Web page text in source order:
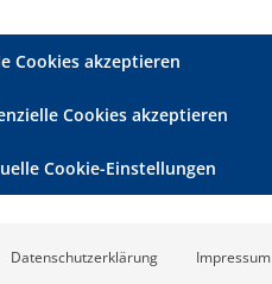
Cookies akzeptieren
Cookies akzeptieren
Cookie-Einstellungen
Datenschutzerklärung Impressum